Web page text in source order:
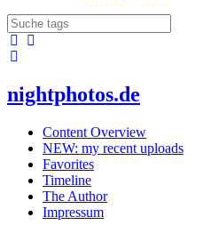
nightphotos.de
Content Overview
NEW: my recent uploads
Favorites
Timeline
The Author
Impressum